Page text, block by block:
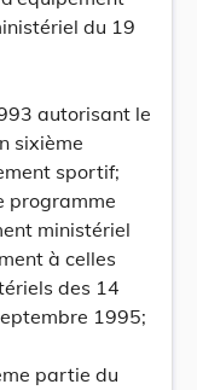
du 19
autorisant le
sixième
sportif;
programme
ministériel
à celles
des 14
1995;
partie du